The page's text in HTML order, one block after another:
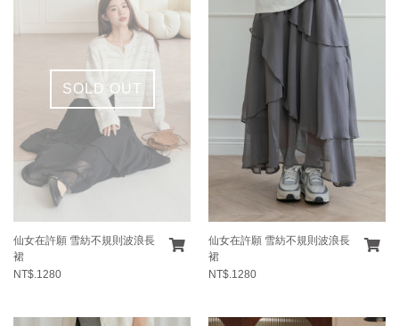
SOLD OUT
仙女在許願 雪紡不規則波浪長
裙
NT$.1280
仙女在許願 雪紡不規則波浪長
裙
NT$.1280